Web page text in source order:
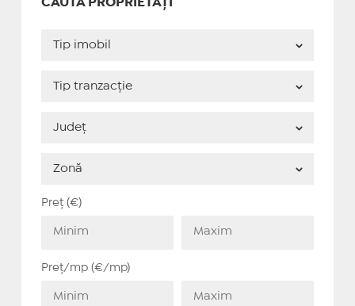
CAUTĂ PROPRIETĂȚI
Preț (€)
Preț/mp (€/mp)